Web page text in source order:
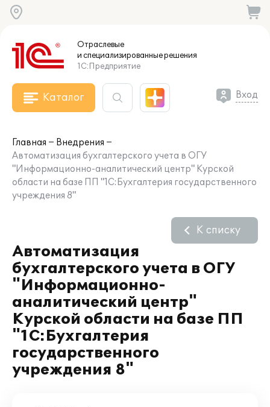
Отраслевые
и специализированныерешения
1С:Предприятие
Каталог Вход
Главная
Внедрения
Автоматизация бухгалтерского учета в ОГУ
"Информационно-аналитический центр" Курской
области на базе ПП "1С:Бухгалтерия государственного
учреждения 8"
Автоматизация
бухгалтерского учета в ОГУ
"Информационно-
аналитический центр"
Курской области на базе ПП
"1С:Бухгалтерия
государственного
учреждения 8"
К списку